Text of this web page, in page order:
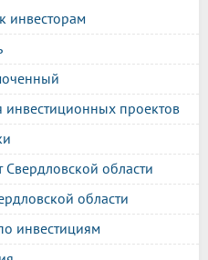
инвесторам
инвестиционных проектов
области
области
инвестициям